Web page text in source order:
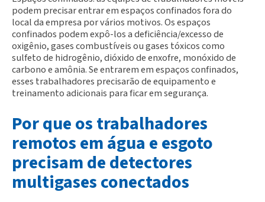
podem precisar entrar em espaços confinados fora do
local da empresa por vários motivos. Os espaços
confinados podem expô-los a deficiência/excesso de
oxigênio, gases combustíveis ou gases tóxicos como
sulfeto de hidrogênio, dióxido de enxofre, monóxido de
carbono e amônia. Se entrarem em espaços confinados,
esses trabalhadores precisarão de equipamento e
treinamento adicionais para ficar em segurança.
Por que os trabalhadores
remotos em água e esgoto
precisam de detectores
multigases conectados